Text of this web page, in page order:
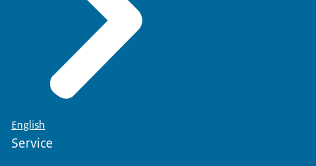
English
Service